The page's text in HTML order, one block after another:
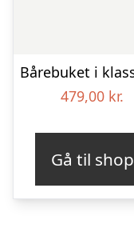
479,00 kr.
Gå til shop